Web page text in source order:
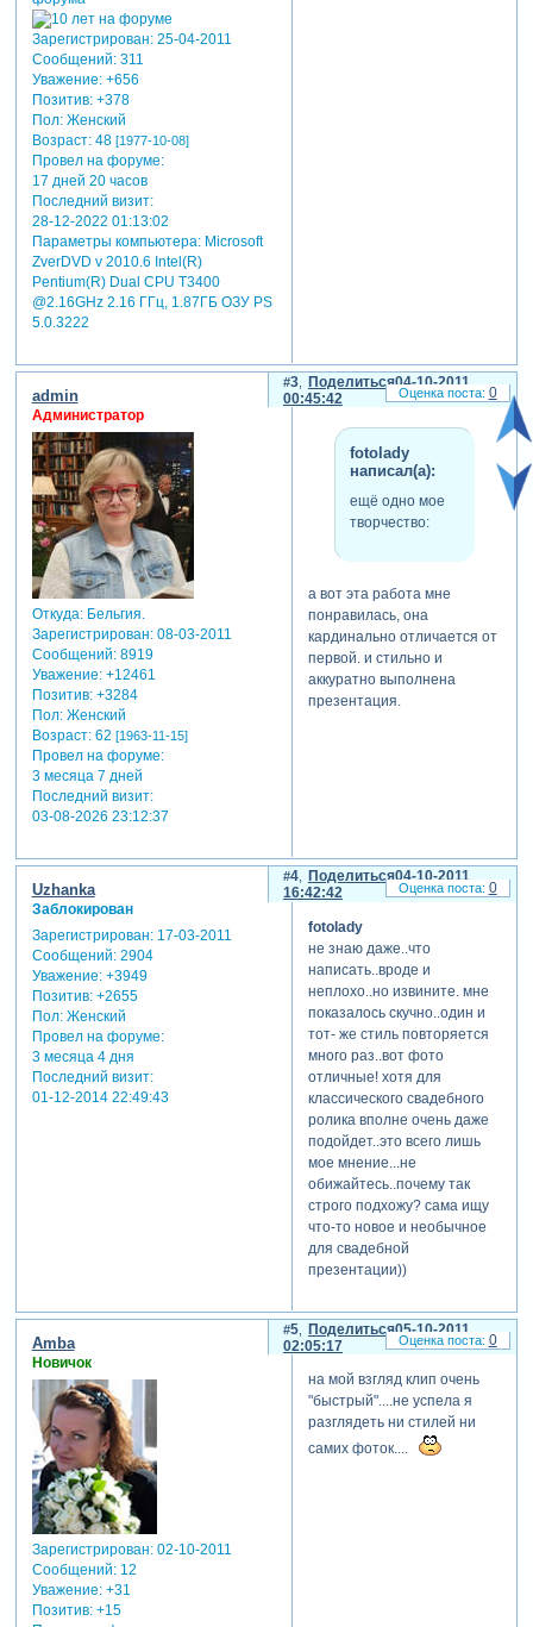
Зарегистрирован: 25-04-2011
Сообщений:311
Уважение: +656
Позитив: +378
Пол:Женский
Возраст:48 [1977-10-08]
Провел на форуме:
17 дней 20 часов
Последний визит:
28-12-2022 01:13:02
Параметры компьютера:Microsoft
ZverDVD v 2010.6 Intel(R)
Pentium(R) Dual CPU T3400
@2.16GHz 2.16 ГГц, 1.87ГБ OЗУ PS
5.0.3222
Поделиться
3
04-10-2011
00:45:42
admin
Администратор
Откуда:Бельгия.
Зарегистрирован: 08-03-2011
Сообщений:8919
Уважение: +12461
Позитив: +3284
Пол:Женский
Возраст:62 [1963-11-15]
Провел на форуме:
3 месяца 7 дней
Последний визит:
03-08-2026 23:12:37
fotolady
написал(а):
ещё одно мое
творчество:
а вот эта работа мне
понравилась, она
кардинально отличается от
первой. и стильно и
аккуратно выполнена
презентация.
0
Поделиться
4
04-10-2011
16:42:42
Uzhanka
Заблокирован
Зарегистрирован: 17-03-2011
Сообщений:2904
Уважение: +3949
Позитив: +2655
Пол:Женский
Провел на форуме:
3 месяца 4 дня
Последний визит:
01-12-2014 22:49:43
fotolady
не знаю даже..что
написать..вроде и
неплохо..но извините. мне
показалось скучно..один и
тот- же стиль повторяется
много раз..вот фото
отличные! хотя для
классического свадебного
ролика вполне очень даже
подойдет..это всего лишь
мое мнение...не
обижайтесь..почему так
строго подхожу? сама ищу
что-то новое и необычное
для свадебной
презентации))
0
Поделиться
5
05-10-2011
02:05:17
Amba
Новичок
Зарегистрирован: 02-10-2011
Сообщений:12
Уважение: +31
Позитив: +15
на мой взгляд клип очень
"быстрый"....не успела я
разглядеть ни стилей ни
самих фоток....
0